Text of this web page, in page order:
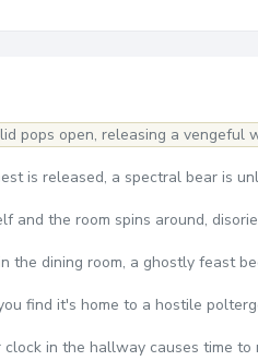
pops open, releasing a vengeful
is released, a spectral bear is
and the room spins around,
the dining room, a ghostly feast
find it's home to a hostile
in the hallway causes time